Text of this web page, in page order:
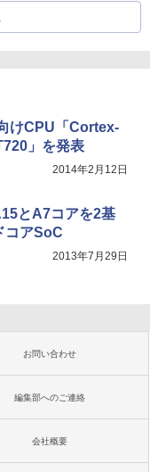
けCPU「Cortex-
」を発表
2014年2月12日
とA7コアを2基
コアSoC
2013年7月29日
お問い合わせ
編集部へのご連絡
会社概要